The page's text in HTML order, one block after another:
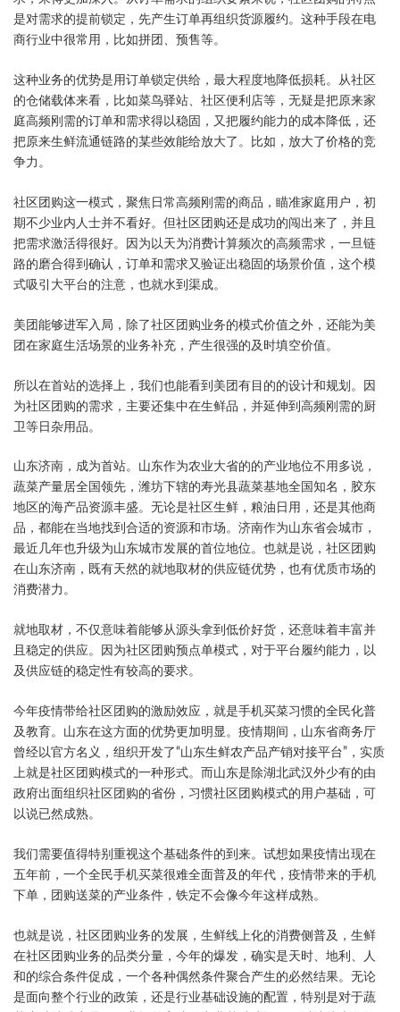
是对需求的提前锁定，先产生订单再组织货源履约。这种手段在电
商行业中很常用，比如拼团、预售等。
这种业务的优势是用订单锁定供给，最大程度地降低损耗。从社区
的仓储载体来看，比如菜鸟驿站、社区便利店等，无疑是把原来家
庭高频刚需的订单和需求得以稳固，又把履约能力的成本降低，还
把原来生鲜流通链路的某些效能给放大了。比如，放大了价格的竞
争力。
社区团购这一模式，聚焦日常高频刚需的商品，瞄准家庭用户，初
期不少业内人士并不看好。但社区团购还是成功的闯出来了，并且
把需求激活得很好。因为以天为消费计算频次的高频需求，一旦链
路的磨合得到确认，订单和需求又验证出稳固的场景价值，这个模
式吸引大平台的注意，也就水到渠成。
美团能够进军入局，除了社区团购业务的模式价值之外，还能为美
团在家庭生活场景的业务补充，产生很强的及时填空价值。
所以在首站的选择上，我们也能看到美团有目的的设计和规划。因
为社区团购的需求，主要还集中在生鲜品，并延伸到高频刚需的厨
卫等日杂用品。
山东济南，成为首站。山东作为农业大省的的产业地位不用多说，
蔬菜产量居全国领先，潍坊下辖的寿光县蔬菜基地全国知名，胶东
地区的海产品资源丰盛。无论是社区生鲜，粮油日用，还是其他商
品，都能在当地找到合适的资源和市场。济南作为山东省会城市，
最近几年也升级为山东城市发展的首位地位。也就是说，社区团购
在山东济南，既有天然的就地取材的供应链优势，也有优质市场的
消费潜力。
就地取材，不仅意味着能够从源头拿到低价好货，还意味着丰富并
且稳定的供应。因为社区团购预点单模式，对于平台履约能力，以
及供应链的稳定性有较高的要求。
今年疫情带给社区团购的激励效应，就是手机买菜习惯的全民化普
及教育。山东在这方面的优势更加明显。疫情期间，山东省商务厅
曾经以官方名义，组织开发了“山东生鲜农产品产销对接平台”，实质
上就是社区团购模式的一种形式。而山东是除湖北武汉外少有的由
政府出面组织社区团购的省份，习惯社区团购模式的用户基础，可
以说已然成熟。
我们需要值得特别重视这个基础条件的到来。试想如果疫情出现在
五年前，一个全民手机买菜很难全面普及的年代，疫情带来的手机
下单，团购送菜的产业条件，铁定不会像今年这样成熟。
也就是说，社区团购业务的发展，生鲜线上化的消费侧普及，生鲜
在社区团购业务的品类分量，今年的爆发，确实是天时、地利、人
和的综合条件促成，一个各种偶然条件聚合产生的必然结果。无论
是面向整个行业的政策，还是行业基础设施的配置，特别是对于蔬